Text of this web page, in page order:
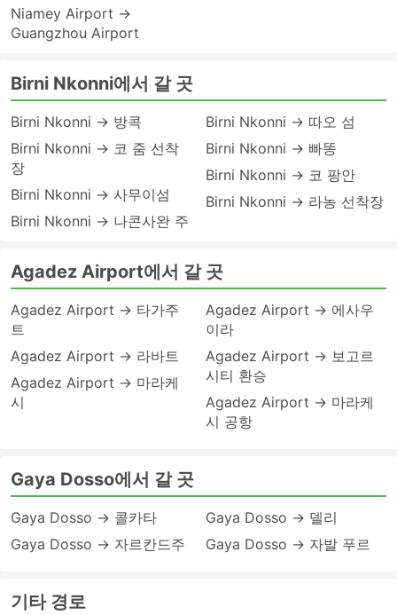
Niamey Airport →
Guangzhou Airport
Birni Nkonni에서 갈 곳
Birni Nkonni → 방콕
Birni Nkonni → 코 줌 선착
장
Birni Nkonni → 사무이섬
Birni Nkonni → 나콘사완 주
Birni Nkonni → 따오 섬
Birni Nkonni → 빠똥
Birni Nkonni → 코 팡안
Birni Nkonni → 라농 선착장
Agadez Airport에서 갈 곳
Agadez Airport → 타가주
트
Agadez Airport → 라바트
Agadez Airport → 마라케
시
Agadez Airport → 에사우
이라
Agadez Airport → 보고르
시티 환승
Agadez Airport → 마라케
시 공항
Gaya Dosso에서 갈 곳
Gaya Dosso → 콜카타
Gaya Dosso → 자르칸드주
Gaya Dosso → 델리
Gaya Dosso → 자발 푸르
기타 경로